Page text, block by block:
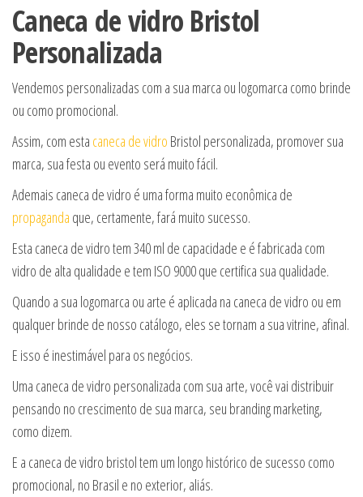
Caneca de vidro Bristol
Personalizada
Vendemos personalizadas com a sua marca ou logomarca como brinde
ou como promocional.
Assim, com esta caneca de vidro Bristol personalizada, promover sua
marca, sua festa ou evento será muito fácil.
Ademais caneca de vidro é uma forma muito econômica de
propaganda que, certamente, fará muito sucesso.
Esta caneca de vidro tem 340 ml de capacidade e é fabricada com
vidro de alta qualidade e tem ISO 9000 que certifica sua qualidade.
Quando a sua logomarca ou arte é aplicada na caneca de vidro ou em
qualquer brinde de nosso catálogo, eles se tornam a sua vitrine, afinal.
E isso é inestimável para os negócios.
Uma caneca de vidro personalizada com sua arte, você vai distribuir
pensando no crescimento de sua marca, seu branding marketing,
como dizem.
E a caneca de vidro bristol tem um longo histórico de sucesso como
promocional, no Brasil e no exterior, aliás.